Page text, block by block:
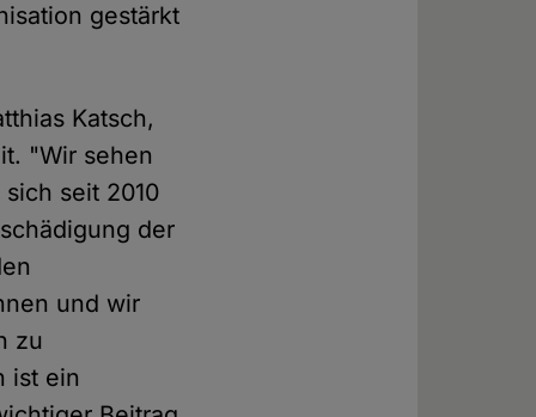
gestärkt
Katsch,
"Wir sehen
seit 2010
der
und wir
zu
ist ein